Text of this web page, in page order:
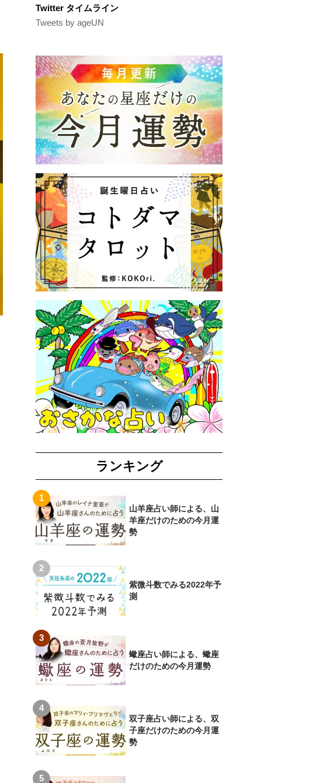
Twitter タイムライン
Tweets by ageUN
ランキング
山羊座占い師による、山
羊座だけのための今月運
勢
紫微斗数でみる2022年予
測
蠍座占い師による、蠍座
だけのための今月運勢
双子座占い師による、双
子座だけのための今月運
勢